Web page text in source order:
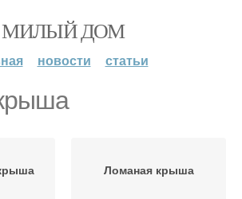
МИЛЫЙ ДОМ
новости статьи
Ломаная крыша